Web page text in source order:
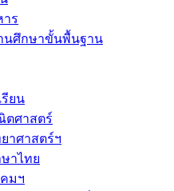
าร
นศึกษาขั้นพื้นฐาน
รียน
ตศาสตร์
าศาสตร์ฯ
าไทย
มฯ